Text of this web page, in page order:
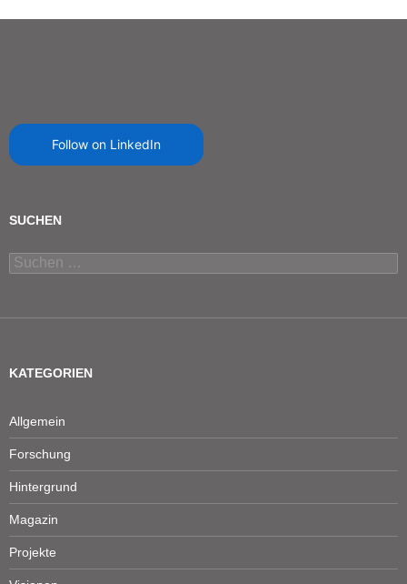
Follow on LinkedIn
SUCHEN
Suchen
nach:
KATEGORIEN
Allgemein
Forschung
Hintergrund
Magazin
Projekte